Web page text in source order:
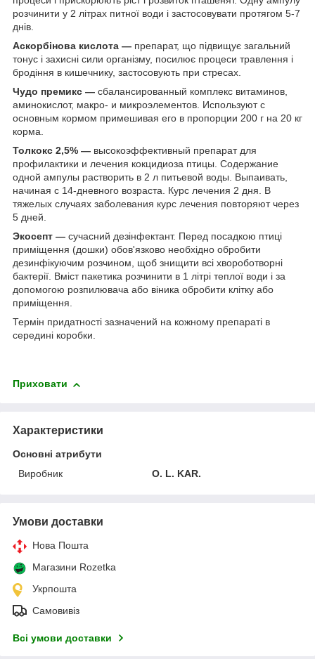
розчинити у 2 літрах питної води і застосовувати протягом 5-7
днів.
Аскорбінова кислота — препарат, що підвищує загальний
тонус і захисні сили організму, посилює процеси травлення і
бродіння в кишечнику, застосовують при стресах.
Чудо премикс — сбалансированный комплекс витаминов,
аминокислот, макро- и микроэлементов. Используют с
основным кормом примешивая его в пропорции 200 г на 20 кг
корма.
Толкокс 2,5% — высокоэффективный препарат для
профилактики и лечения кокцидиоза птицы. Содержание
одной ампулы растворить в 2 л питьевой воды. Выпаивать,
начиная с 14-дневного возраста. Курс лечения 2 дня. В
тяжелых случаях заболевания курс лечения повторяют через
5 дней.
Экосепт — сучасний дезінфектант. Перед посадкою птиці
приміщення (дошки) обов'язково необхідно обробити
дезинфікуючим розчином, щоб знищити всі хвороботворні
бактерії. Вміст пакетика розчинити в 1 літрі теплої води і за
допомогою розпилювача або віника обробити клітку або
приміщення.
Термін придатності зазначений на кожному препараті в
середині коробки.
Приховати
Характеристики
Основні атрибути
Виробник
O. L. KAR.
Умови доставки
Нова Пошта
Магазини Rozetka
Укрпошта
Самовивіз
Всі умови доставки